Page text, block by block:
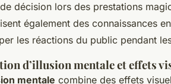
décision lors des prestations
également des connaissances
les réactions du public pendant
d’illusion mentale et effets
mentale combine des effets